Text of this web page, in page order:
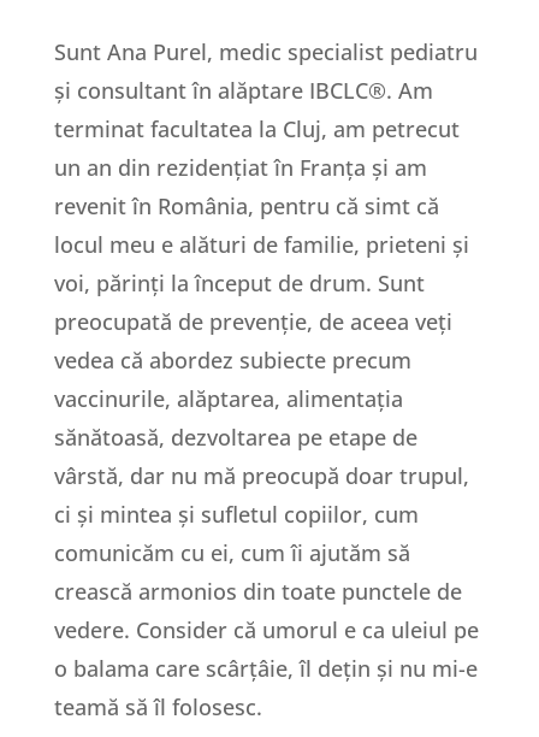
Sunt Ana Purel, medic specialist pediatru
și consultant în alăptare IBCLC®. Am
terminat facultatea la Cluj, am petrecut
un an din rezidențiat în Franța și am
revenit în România, pentru că simt că
locul meu e alături de familie, prieteni și
voi, părinți la început de drum. Sunt
preocupată de prevenție, de aceea veți
vedea că abordez subiecte precum
vaccinurile, alăptarea, alimentația
sănătoasă, dezvoltarea pe etape de
vârstă, dar nu mă preocupă doar trupul,
ci și mintea și sufletul copiilor, cum
comunicăm cu ei, cum îi ajutăm să
crească armonios din toate punctele de
vedere. Consider că umorul e ca uleiul pe
o balama care scârțâie, îl dețin și nu mi-e
teamă să îl folosesc.